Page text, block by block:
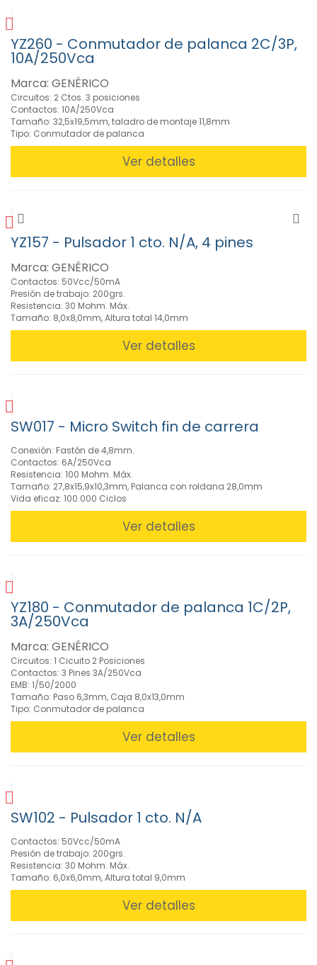
YZ260 - Conmutador de palanca 2C/3P,
10A/250Vca
Marca: GENÉRICO
Circuitos: 2 Ctos. 3 posiciones
Contactos: 10A/250Vca
Tamaño: 32,5x19,5mm, taladro de montaje 11,8mm
Tipo: Conmutador de palanca
Ver detalles
YZ157 - Pulsador 1 cto. N/A, 4 pines
Marca: GENÉRICO
Contactos: 50Vcc/50mA
Presión de trabajo: 200grs.
Resistencia: 30 Mohm. Máx.
Tamaño: 8,0x8,0mm, Altura total 14,0mm
Ver detalles
SW017 - Micro Switch fin de carrera
Conexión: Fastón de 4,8mm.
Contactos: 6A/250Vca
Resistencia: 100 Mohm. Máx.
Tamaño: 27,8x15,9x10,3mm, Palanca con roldana 28,0mm
Vida eficaz: 100.000 Ciclos
Ver detalles
YZ180 - Conmutador de palanca 1C/2P,
3A/250Vca
Marca: GENÉRICO
Circuitos: 1 Cicuito 2 Posiciones
Contactos: 3 Pines 3A/250Vca
EMB: 1/50/2000
Tamaño: Paso 6,3mm, Caja 8,0x13,0mm
Tipo: Conmutador de palanca
Ver detalles
SW102 - Pulsador 1 cto. N/A
Contactos: 50Vcc/50mA
Presión de trabajo: 200grs.
Resistencia: 30 Mohm. Máx.
Tamaño: 6,0x6,0mm, Altura total 9,0mm
Ver detalles